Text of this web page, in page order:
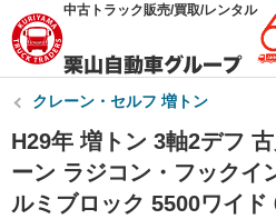
中古トラック販売/買取/レンタル
クレーン・セルフ 増トン
H29年 増トン 3軸2デフ
ーン ラジコン・フックイ
ルミブロック 5500ワイ